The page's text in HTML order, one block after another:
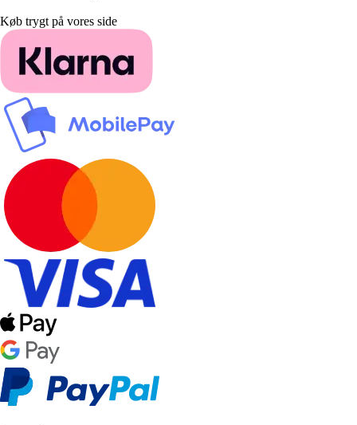
Køb trygt på vores side